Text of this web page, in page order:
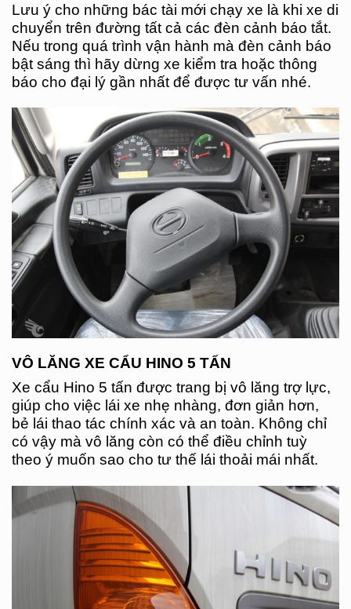
Lưu ý cho những bác tài mới chạy xe là khi xe di
chuyển trên đường tất cả các đèn cảnh báo tắt.
Nếu trong quá trình vận hành mà đèn cảnh báo
bật sáng thì hãy dừng xe kiểm tra hoặc thông
báo cho đại lý gần nhất để được tư vấn nhé.
VÔ LĂNG XE CẨU HINO 5 TẤN
Xe cẩu Hino 5 tấn được trang bị vô lăng trợ lực,
giúp cho việc lái xe nhẹ nhàng, đơn giản hơn,
bẻ lái thao tác chính xác và an toàn. Không chỉ
có vậy mà vô lăng còn có thể điều chỉnh tuỳ
theo ý muốn sao cho tư thế lái thoải mái nhất.